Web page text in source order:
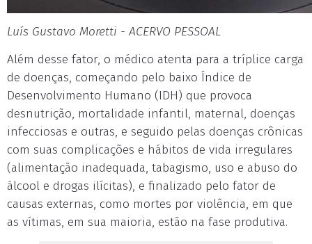
Luís Gustavo Moretti - ACERVO PESSOAL
Além desse fator, o médico atenta para a tríplice carga
de doenças, começando pelo baixo Índice de
Desenvolvimento Humano (IDH) que provoca
desnutrição, mortalidade infantil, maternal, doenças
infecciosas e outras, e seguido pelas doenças crônicas
com suas complicações e hábitos de vida irregulares
(alimentação inadequada, tabagismo, uso e abuso do
álcool e drogas ilícitas), e finalizado pelo fator de
causas externas, como mortes por violência, em que
as vítimas, em sua maioria, estão na fase produtiva.